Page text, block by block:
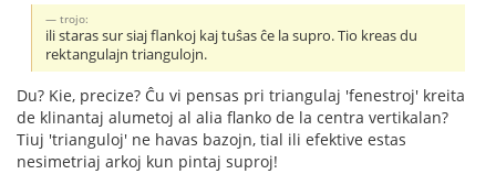
trojo:
ili staras sur siaj flankoj kaj tuŝas ĉe la supro. Tio kreas du
rektangulajn triangulojn.
Du? Kie, precize? Ĉu vi pensas pri triangulaj 'fenestroj' kreita
de klinantaj alumetoj al alia flanko de la centra vertikalan?
Tiuj 'trianguloj' ne havas bazojn, tial ili efektive estas
nesimetriaj arkoj kun pintaj suproj!